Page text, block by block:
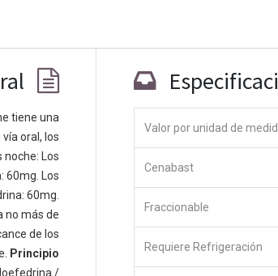
tiene una
oral, los
Los
60mg. Los
60mg.
no más de
de los
Principio
/
Valor por unidad de
Cenabast
Fraccionable
Requiere Refrigeración
cuyo objetivo es
disruptivos.
resolver sus problemas
diseñados para
a optimizar su